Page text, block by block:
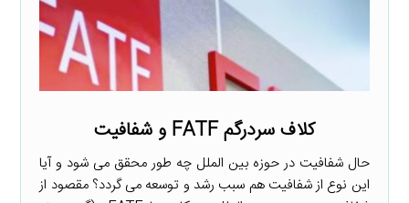
کلاف سردرگم FATF و شفافیت
حال شفافیت در حوزه بین الملل چه طور محقق می شود و آیا
این نوع از شفافیت هم سبب رشد و توسعه می گردد؟ مقصود از